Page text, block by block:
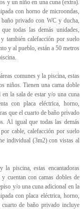
y un niño en una cuna (extra).
con horno de microondas,
privado con WC y ducha,
todas las demás unidades,
también calefacción por suelo
y al pueblo, están a 50 metros
comunes y la piscina, estas
niños. Tienen una cama doble
la sala de estar y/o una cuna
con placa eléctrica, horno,
que el cuarto de baño privado
Al igual que todas las demás
cable, calefacción por suelo
individual (3m2) con vistas al
piscina, estas encantadoras
cuentan con camas dobles de
y/o una cuna adicional en la
con placa eléctrica, horno,
de baño privado incluye